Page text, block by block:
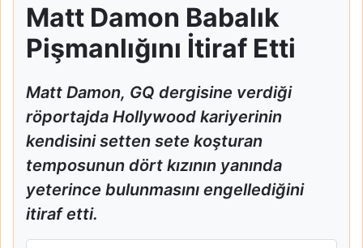
Matt Damon Babalık
Pişmanlığını İtiraf Etti
Matt Damon, GQ dergisine verdiği
röportajda Hollywood kariyerinin
kendisini setten sete koşturan
temposunun dört kızının yanında
yeterince bulunmasını engellediğini
itiraf etti.